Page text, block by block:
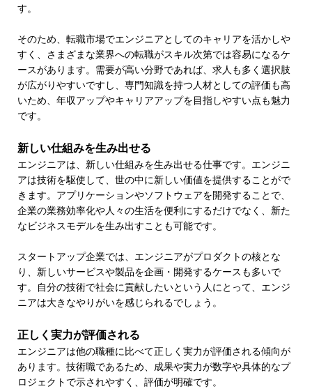
す。
そのため、転職市場でエンジニアとしてのキャリアを活かしや
すく、さまざまな業界への転職がスキル次第では容易になるケ
ースがあります。需要が高い分野であれば、求人も多く選択肢
が広がりやすいですし、専門知識を持つ人材としての評価も高
いため、年収アップやキャリアアップを目指しやすい点も魅力
です。
新しい仕組みを生み出せる
エンジニアは、新しい仕組みを生み出せる仕事です。エンジニ
アは技術を駆使して、世の中に新しい価値を提供することがで
きます。アプリケーションやソフトウェアを開発することで、
企業の業務効率化や人々の生活を便利にするだけでなく、新た
なビジネスモデルを生み出すことも可能です。
スタートアップ企業では、エンジニアがプロダクトの核とな
り、新しいサービスや製品を企画・開発するケースも多いで
す。自分の技術で社会に貢献したいという人にとって、エンジ
ニアは大きなやりがいを感じられるでしょう。
正しく実力が評価される
エンジニアは他の職種に比べて正しく実力が評価される傾向が
あります。技術職であるため、成果や実力が数字や具体的なプ
ロジェクトで示されやすく、評価が明確です。